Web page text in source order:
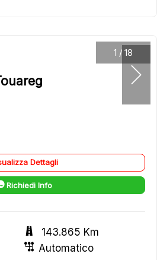
1 / 18
Dettagli
Richiedi Info
143.865 Km
Automatico